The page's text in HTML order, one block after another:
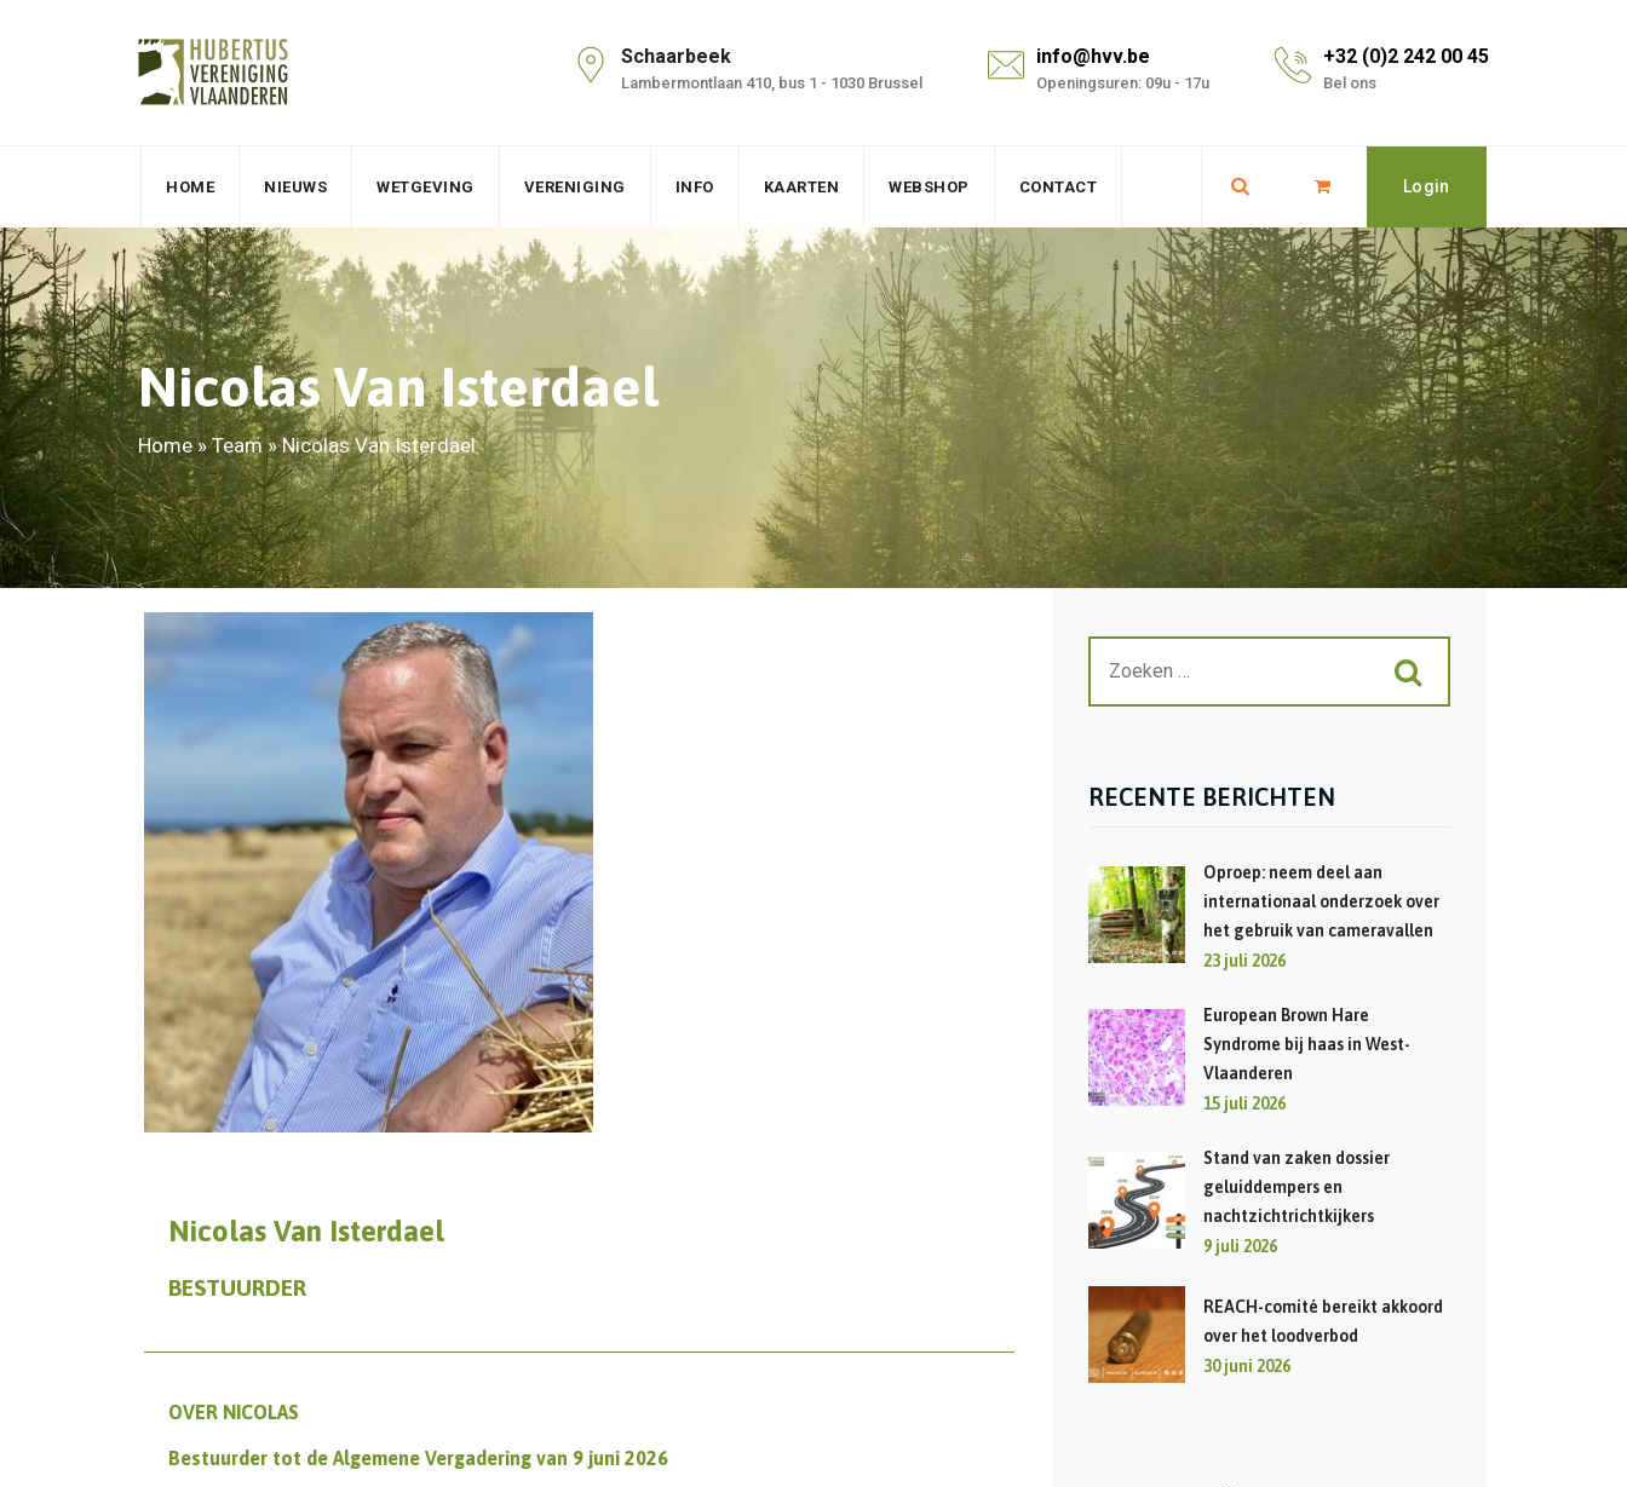
Schaarbeek
Lambermontlaan 410, bus 1 - 1030 Brussel
info@hvv.be
Openingsuren: 09u - 17u
+32 (0)2 242 00 45
Bel ons
HOME NIEUWS WETGEVING VERENIGING INFO KAARTEN WEBSHOP CONTACT Login
Nicolas Van Isterdael
Home»Team»Nicolas Van Isterdael
Nicolas Van Isterdael
BESTUURDER
OVER NICOLAS
Bestuurder tot de Algemene Vergadering van 9 juni 2026
RECENTE BERICHTEN
Oproep: neem deel aan
internationaal onderzoek over
het gebruik van cameravallen
23 juli 2026
European Brown Hare
Syndrome bij haas in West-
Vlaanderen
15 juli 2026
Stand van zaken dossier
geluiddempers en
nachtzichtrichtkijkers
9 juli 2026
REACH-comité bereikt akkoord
over het loodverbod
30 juni 2026